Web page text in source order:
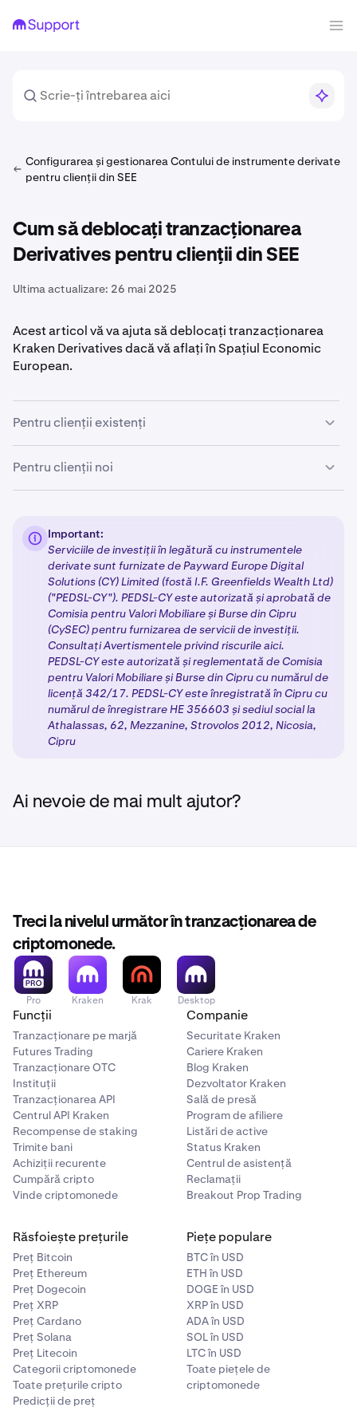
Configurarea și gestionarea Contului de instrumente derivate
pentru clienții din SEE
Cum să deblocați tranzacționarea
Derivatives pentru clienții din SEE
Ultima actualizare: 26 mai 2025
Acest articol vă va ajuta să deblocați tranzacționarea
Kraken Derivatives dacă vă aflați în Spațiul Economic
European.
Pentru clienții existenți
Dacă sunteți un client existent, nu este necesară nicio
acțiune în acest moment. Vă vom contacta în
săptămânile următoare cu mai multe informații despre
entitate reglementată.
Pentru clienții noi
proces simplificat pentru a accesa produsele
reglementate MiFID II:
Crearea și verificarea contului:Finalizați procesul
standard de înregistrareKraken, inclusivverificarea
de Nivel 3 sau Nivel 4.
Chestionar și informații fiscale:Dacă selectați
produse licențiate MiFID II, vi se va solicita să
completați chestionarul de adecvare și să furnizați
TIN-ul dumneavoastră.
Activați produsele:După ce finalizați pașii necesari,
produsele alese de dumneavoastră vor fi deblocate
Important:
Serviciile de investiții în legătură cu instrumentele
derivate sunt furnizate de Payward Europe Digital
Solutions (CY) Limited (fostă I.F. Greenfields Wealth Ltd)
("PEDSL-CY"). PEDSL-CY este autorizată și aprobată de
Comisia pentru Valori Mobiliare și Burse din Cipru
(CySEC) pentru furnizarea de servicii de investiții.
Consultați Avertismentele privind riscurile aici.
PEDSL-CY este autorizată și reglementată de Comisia
pentru Valori Mobiliare și Burse din Cipru cu numărul de
licență 342/17. PEDSL-CY este înregistrată în Cipru cu
numărul de înregistrare HE 356603 și sediul social la
Athalassas, 62, Mezzanine, Strovolos 2012, Nicosia,
Cipru
Ai nevoie de mai mult ajutor?
Treci la nivelul următor în tranzacționarea de
criptomonede.
Pro Kraken Krak Desktop
Funcții
Tranzacționare pe marjă
Futures Trading
Tranzacționare OTC
Instituții
Tranzacționarea API
Centrul API Kraken
Recompense de staking
Trimite bani
Achiziții recurente
Cumpără cripto
Vinde criptomonede
Companie
Securitate Kraken
Cariere Kraken
Blog Kraken
Dezvoltator Kraken
Sală de presă
Program de afiliere
Listări de active
Status Kraken
Centrul de asistență
Reclamații
Breakout Prop Trading
Răsfoiește prețurile
Preț Bitcoin
Preț Ethereum
Preț Dogecoin
Preț XRP
Preț Cardano
Preț Solana
Preț Litecoin
Categorii criptomonede
Toate prețurile cripto
Predicții de preț
Piețe populare
BTC în USD
ETH în USD
DOGE în USD
XRP în USD
ADA în USD
SOL în USD
LTC în USD
Toate piețele de
criptomonede